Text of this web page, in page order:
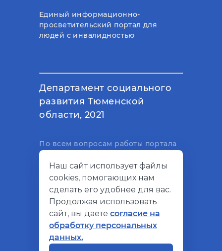
Единый информационно-
просветительский портал для
людей с инвалидностью
Департамент социального
развития Тюменской
области, 2021
По всем вопросам работы портала
электронный адрес
support@socialkompas.ru
© Социальный компас, 2026
Политика конфиденциальности
Наш сайт использует файлы
cookies, помогающих нам
сделать его удобнее для вас.
Продолжая использовать
сайт, вы даете согласие на
обработку персональных
данных.